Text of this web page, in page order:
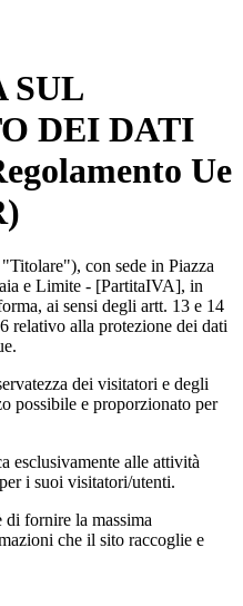
SUL
DEI DATI
Ue
con sede in Piazza
e Limite - [PartitaIVA], in
ai sensi degli artt. 13 e 14
relativo alla protezione dei dati
dei visitatori e degli
possibile e proporzionato per
esclusivamente alle attività
i suoi visitatori/utenti.
fornire la massima
che il sito raccoglie e